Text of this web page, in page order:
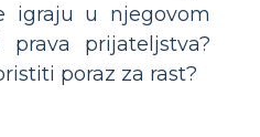
igraju u njegovom
prijateljstva?
poraz za rast?